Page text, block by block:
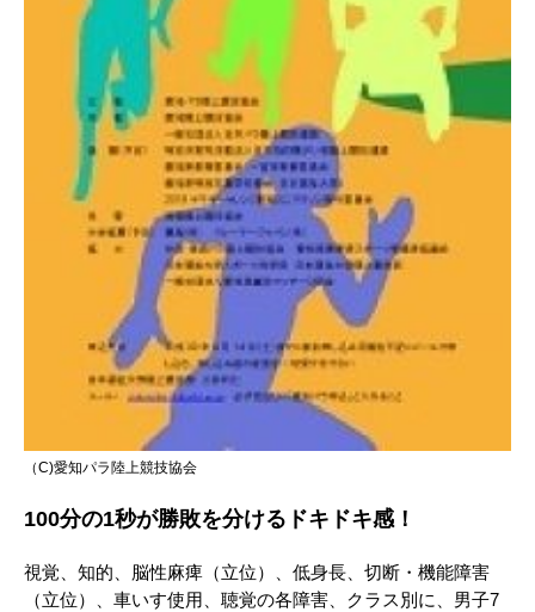
（C)愛知パラ陸上競技協会
100分の1秒が勝敗を分けるドキドキ感！
視覚、知的、脳性麻痺（立位）、低身長、切断・機能障害
（立位）、車いす使用、聴覚の各障害、クラス別に、男子7